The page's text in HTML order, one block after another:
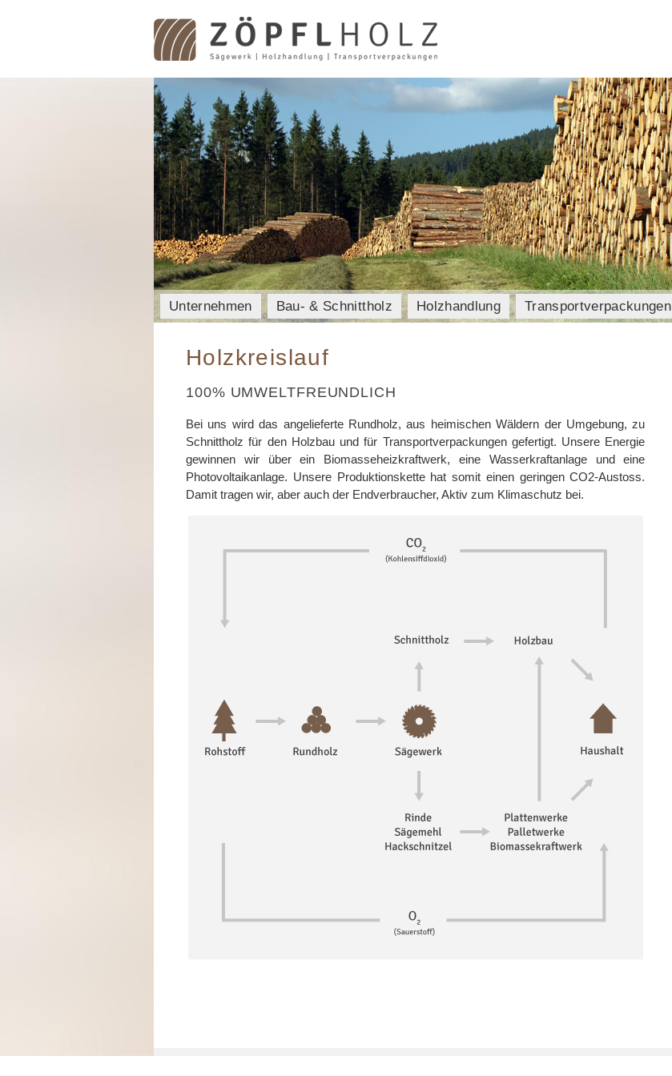
Unternehmen Bau- & Schnittholz Holzhandlung Transportverpackungen
Holzkreislauf
100% UMWELTFREUNDLICH
Bei uns wird das angelieferte Rundholz, aus heimischen Wäldern der Umgebung, zu
Schnittholz für den Holzbau und für Transportverpackungen gefertigt. Unsere Energie
gewinnen wir über ein Biomasseheizkraftwerk, eine Wasserkraftanlage und eine
Photovoltaikanlage. Unsere Produktionskette hat somit einen geringen CO2-Austoss.
Damit tragen wir, aber auch der Endverbraucher, Aktiv zum Klimaschutz bei.